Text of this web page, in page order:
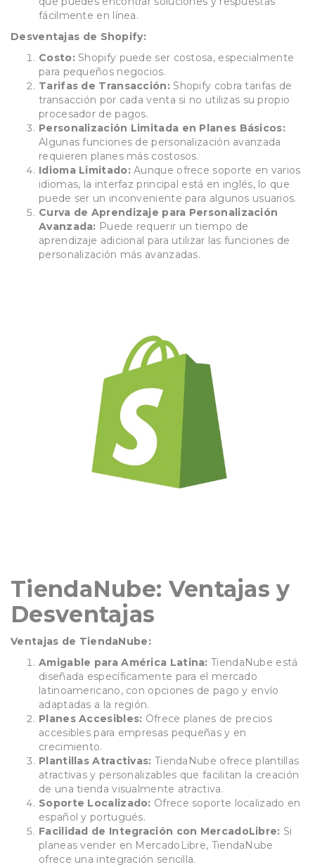
fácilmente en línea.
Desventajas de Shopify:
Costo: Shopify puede ser costosa, especialmente
para pequeños negocios.
Tarifas de Transacción: Shopify cobra tarifas de
transacción por cada venta si no utilizas su propio
procesador de pagos.
Personalización Limitada en Planes Básicos:
Algunas funciones de personalización avanzada
requieren planes más costosos.
Idioma Limitado: Aunque ofrece soporte en varios
idiomas, la interfaz principal está en inglés, lo que
puede ser un inconveniente para algunos usuarios.
Curva de Aprendizaje para Personalización
Avanzada: Puede requerir un tiempo de
aprendizaje adicional para utilizar las funciones de
personalización más avanzadas.
TiendaNube: Ventajas y
Desventajas
Ventajas de TiendaNube:
Amigable para América Latina: TiendaNube está
diseñada específicamente para el mercado
latinoamericano, con opciones de pago y envío
adaptadas a la región.
Planes Accesibles: Ofrece planes de precios
accesibles para empresas pequeñas y en
crecimiento.
Plantillas Atractivas: TiendaNube ofrece plantillas
atractivas y personalizables que facilitan la creación
de una tienda visualmente atractiva.
Soporte Localizado: Ofrece soporte localizado en
español y portugués.
Facilidad de Integración con MercadoLibre: Si
planeas vender en MercadoLibre, TiendaNube
ofrece una integración sencilla.